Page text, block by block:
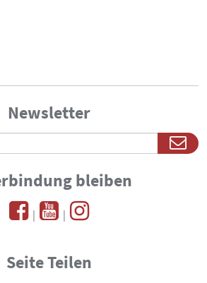
Newsletter
bleiben
| |
Seite Teilen